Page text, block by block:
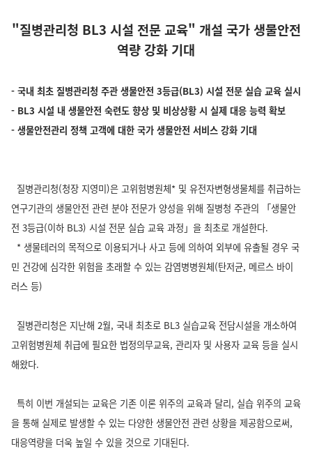
"질병관리청 BL3 시설 전문 교육" 개설 국가 생물안전
역량 강화 기대
- 국내 최초 질병관리청 주관 생물안전 3등급(BL3) 시설 전문 실습 교육 실시
- BL3 시설 내 생물안전 숙련도 향상 및 비상상황 시 실제 대응 능력 확보
- 생물안전관리 정책 고객에 대한 국가 생물안전 서비스 강화 기대
질병관리청(청장 지영미)은 고위험병원체* 및 유전자변형생물체를 취급하는
연구기관의 생물안전 관련 분야 전문가 양성을 위해 질병청 주관의 「생물안
전 3등급(이하 BL3) 시설 전문 실습 교육 과정」을 최초로 개설한다.
* 생물테러의 목적으로 이용되거나 사고 등에 의하여 외부에 유출될 경우 국
민 건강에 심각한 위험을 초래할 수 있는 감염병병원체(탄저균, 메르스 바이
러스 등)
질병관리청은 지난해 2월, 국내 최초로 BL3 실습교육 전담시설을 개소하여
고위험병원체 취급에 필요한 법정의무교육, 관리자 및 사용자 교육 등을 실시
해왔다.
특히 이번 개설되는 교육은 기존 이론 위주의 교육과 달리, 실습 위주의 교육
을 통해 실제로 발생할 수 있는 다양한 생물안전 관련 상황을 제공함으로써,
대응역량을 더욱 높일 수 있을 것으로 기대된다.